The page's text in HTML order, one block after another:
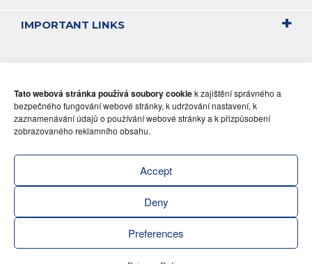
Tato webová stránka používá soubory cookiek zajištění správného a
bezpečného fungování webové stránky, k udržování nastavení, k
zaznamenávání údajů o používání webové stránky a k přizpůsobení
zobrazovaného reklamního obsahu.
Accept
Deny
Preferences
IMPORTANT LINKS